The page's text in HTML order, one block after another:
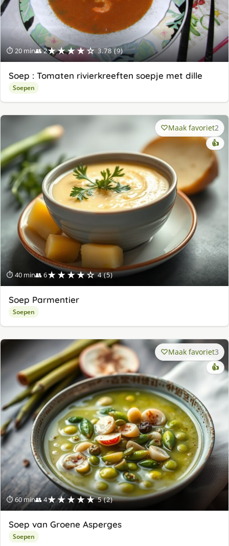
⏱ 20 min👥 2★★★★☆ 3.78 (9)
Soep : Tomaten rivierkreeften soepje met dille
Soepen
⏱ 40 min👥 6★★★★☆ 4 (5)
Maak favoriet2
👍
Soep Parmentier
Soepen
⏱ 60 min👥 4★★★★★ 5 (2)
Maak favoriet3
👍
Soep van Groene Asperges
Soepen